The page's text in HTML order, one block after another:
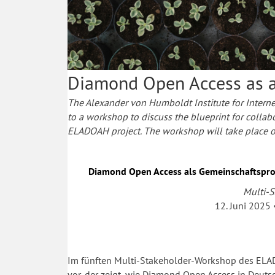
Diamond Open Access
The Alexander von Humboldt Institute for
to a workshop to discuss the blueprint for
ELADOAH project. The workshop will take place
Diamond Open Access als
Multi-
12. Juni 2025
Im fünften Multi-Stakeholder-Workshop des